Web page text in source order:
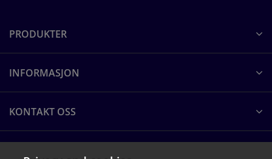
PRODUKTER
INFORMASJON
KONTAKT OSS